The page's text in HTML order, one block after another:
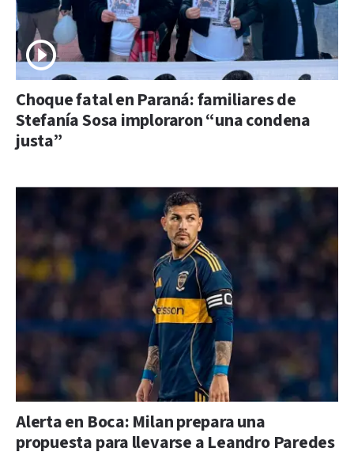
Choque fatal en Paraná: familiares de
Stefanía Sosa imploraron “una condena
justa”
Alerta en Boca: Milan prepara una
propuesta para llevarse a Leandro Paredes